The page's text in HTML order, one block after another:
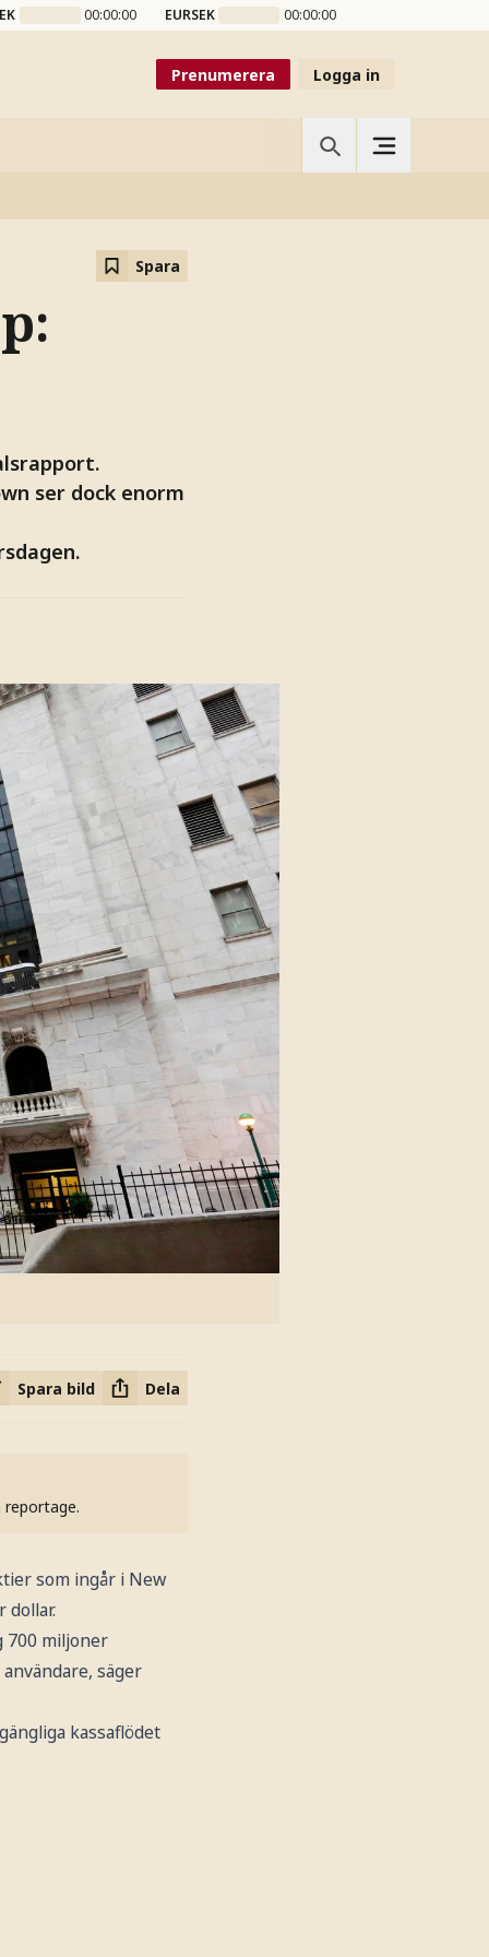
00:00:00 EURSEK 00:00:00
Prenumerera Logga in
Spara
ser dock enorm
Spara bild Dela
reportage.
som ingår i New
dollar.
700 miljoner
säger
kassaflödet